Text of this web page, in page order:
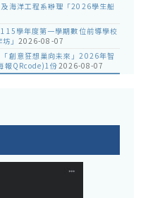
海洋工程系辦理「2026學生船
學年度第一學期數位前導學校
」 2026-08-07
創意狂想巢向未來」2026年智
報QRcode)1份2026-08-07